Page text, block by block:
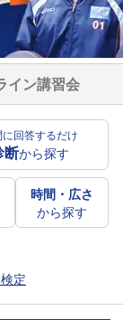
イン講習会
回答するだけ
断から探す
時間・広さ
から探す
定